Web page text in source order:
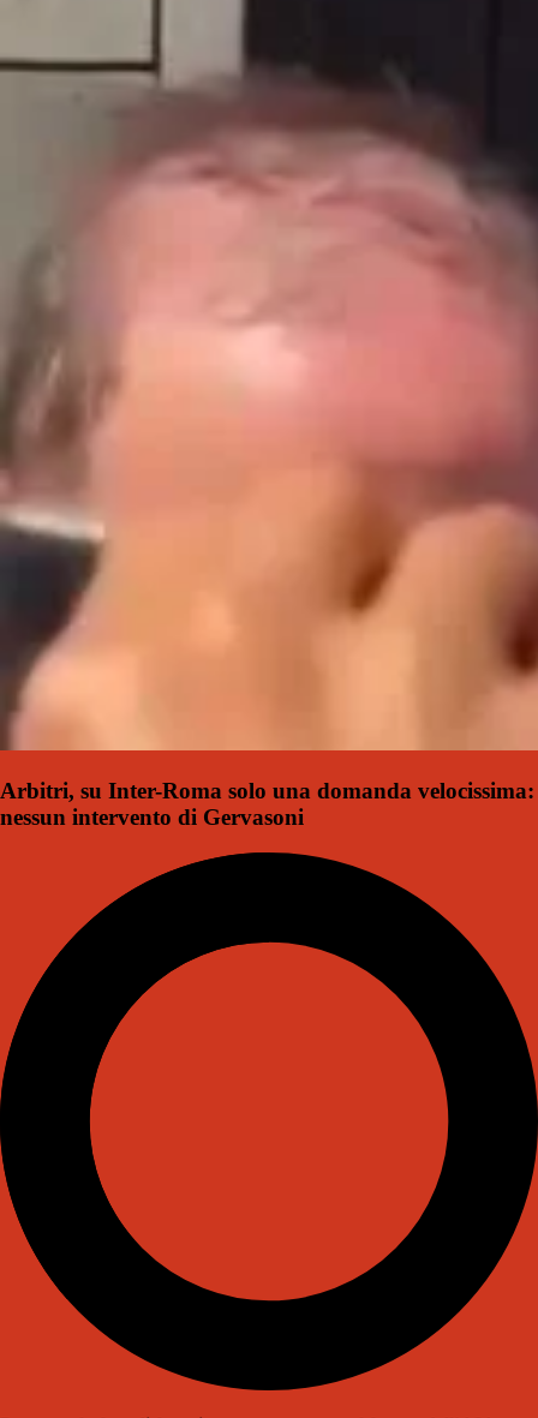
Arbitri, su Inter-Roma solo una domanda velocissima:
nessun intervento di Gervasoni